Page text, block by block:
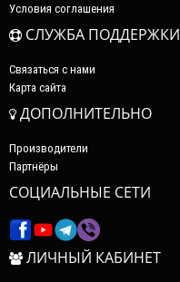
Условия соглашения
СЛУЖБА ПОДДЕРЖКИ
Связаться с нами
Карта сайта
ДОПОЛНИТЕЛЬНО
Производители
Партнёры
СОЦИАЛЬНЫЕ СЕТИ
ЛИЧНЫЙ КАБИНЕТ